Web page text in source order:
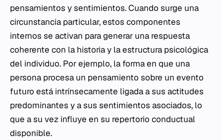
pensamientos y sentimientos. Cuando surge una
circunstancia particular, estos componentes
internos se activan para generar una respuesta
coherente con la historia y la estructura psicológica
del individuo. Por ejemplo, la forma en que una
persona procesa un pensamiento sobre un evento
futuro está intrínsecamente ligada a sus actitudes
predominantes y a sus sentimientos asociados, lo
que a su vez influye en su repertorio conductual
disponible.